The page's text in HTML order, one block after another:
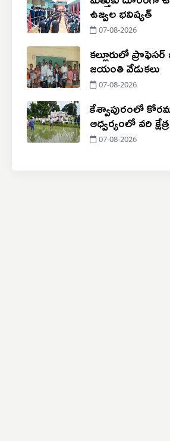
ఉజ్వల భవిష్యత్
07-08-2026
కల్లూరులో
జయంతి వేడుకలు
07-08-2026
కేశ్వాపురంలో
ఆధ్వర్యంలో వరి
07-08-2026